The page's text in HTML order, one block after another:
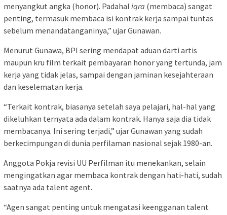
menyangkut angka (honor). Padahal iqra (membaca) sangat
penting, termasuk membaca isi kontrak kerja sampai tuntas
sebelum menandatanganinya,” ujar Gunawan.
Menurut Gunawa, BPI sering mendapat aduan darti artis
maupun kru film terkait pembayaran honor yang tertunda, jam
kerja yang tidak jelas, sampai dengan jaminan kesejahteraan
dan keselematan kerja.
“Terkait kontrak, biasanya setelah saya pelajari, hal-hal yang
dikeluhkan ternyata ada dalam kontrak. Hanya saja dia tidak
membacanya. Ini sering terjadi,” ujar Gunawan yang sudah
berkecimpungan di dunia perfilaman nasional sejak 1980-an.
Anggota Pokja revisi UU Perfilman itu menekankan, selain
mengingatkan agar membaca kontrak dengan hati-hati, sudah
saatnya ada talent agent.
“Agen sangat penting untuk mengatasi keengganan talent